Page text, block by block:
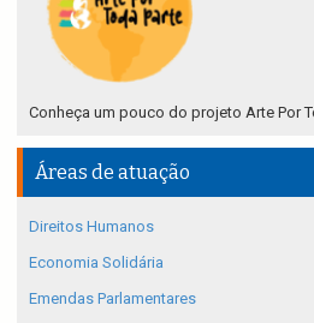
Conheça um pouco do projeto Arte Por
Áreas de atuação
Direitos Humanos
Economia Solidária
Emendas Parlamentares